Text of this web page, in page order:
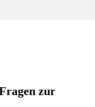
zur